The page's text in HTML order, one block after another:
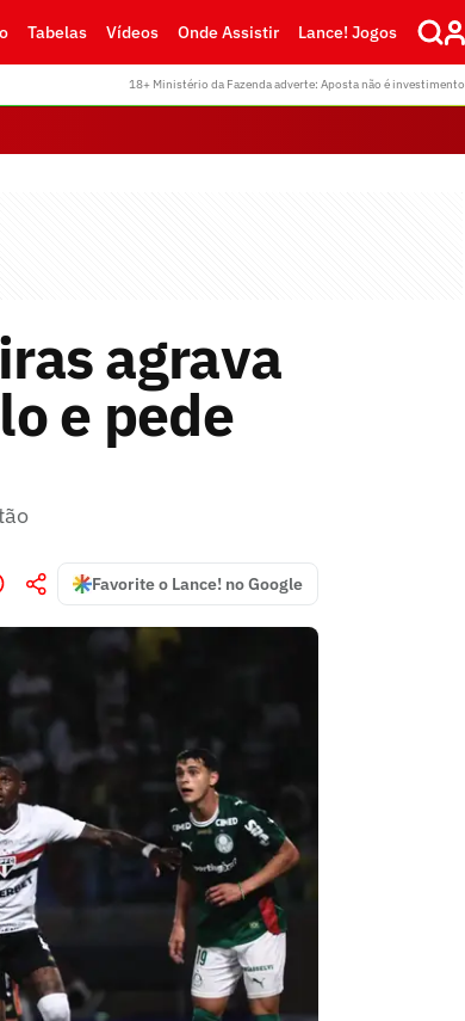
Tabelas Vídeos Onde Assistir Lance! Jogos
18+ Ministério da Fazenda adverte: Aposta não é investimento
agrava
e pede
Favorite o Lance! no Google